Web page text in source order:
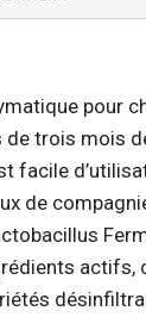
pour
de trois mois
facile
de
actifs,